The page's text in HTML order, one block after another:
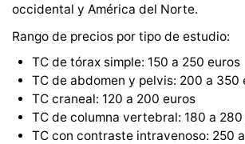
occidental y América del Norte.
Rango de precios por tipo de estudio:
TC de tórax simple: 150 a 250 euros
TC de abdomen y pelvis: 200 a 350
TC craneal: 120 a 200 euros
TC de columna vertebral: 180 a
TC con contraste intravenoso: 250